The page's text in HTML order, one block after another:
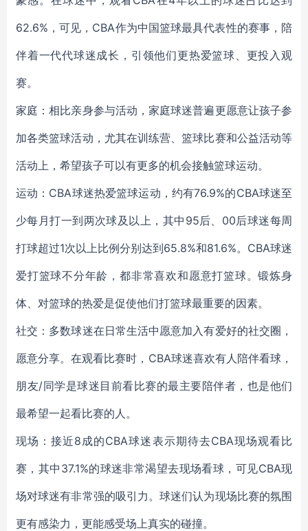
62.6%，可见，CBA作为中国篮球最具代表性的赛事，陪
伴着一代代球迷成长，引领他们更热爱篮球、更投入观
赛。
家庭：相比亲身参与活动，家庭球迷普遍更愿意让孩子参
加各类篮球活动，尤其在训练营、篮球比赛和公益活动等
活动上，希望孩子可以有更多的机会接触篮球运动。
运动：CBA球迷热爱篮球运动，约有76.9%的CBA球迷至
少每月打一到两次球及以上，其中95后、00后球迷每周
打球超过1次以上比例分别达到65.8%和81.6%。CBA球迷
爱打篮球不分年龄，都非常喜欢和愿意打篮球。锻炼身
体、对篮球的热爱是促使他们打篮球最重要的因素。
社交：多数球迷在日常生活中愿意加入有爱好的社交圈，
愿意分享。在观看比赛时，CBA球迷喜欢有人陪伴看球，
朋友/同学是球迷目前看比赛的最主要陪伴者，也是他们
最希望一起看比赛的人。
现场：接近8成的CBA球迷表示期待去CBA现场观看比
赛，其中37.1%的球迷非常渴望去现场看球，可见CBA现
场对球迷有非常强的吸引力。球迷们认为现场比赛的氛围
更有感染力，更能感受场上真实的碰撞。